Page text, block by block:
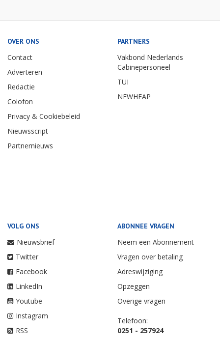
OVER ONS
Contact
Adverteren
Redactie
Colofon
Privacy & Cookiebeleid
Nieuwsscript
Partnernieuws
PARTNERS
Vakbond Nederlands
Cabinepersoneel
TUI
NEWHEAP
VOLG ONS
Nieuwsbrief
Twitter
Facebook
LinkedIn
Youtube
Instagram
RSS
ABONNEE VRAGEN
Neem een Abonnement
Vragen over betaling
Adreswijziging
Opzeggen
Overige vragen
Telefoon:
0251 - 257924